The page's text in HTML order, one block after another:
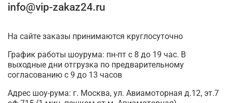
info@vip-zakaz24.ru
На сайте заказы принимаются круглосуточно
График работы шоурума: пн-пт с 8 до 19 час. В
выходные дни отгрузка по предварительному
согласованию с 9 до 13 часов
Адрес шоу-рума: г. Москва, ул. Авиамоторная д.12, эт.7